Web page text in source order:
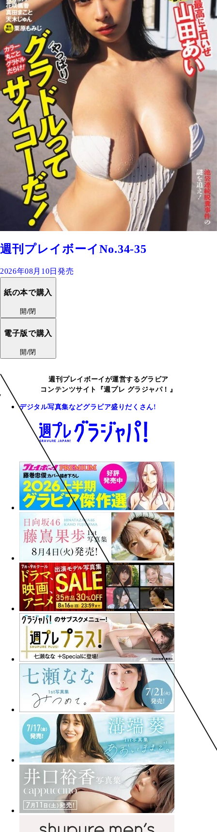
週刊プレイボーイNo.34-35
2026年08月10日発売
紙の本で購入
開/閉
電子版で購入
開/閉
週刊プレイボーイが運営するグラビア
コンテンツサイト『週プレ グラジャパ！』
デジタル写真集などグラビア盛りだくさん!